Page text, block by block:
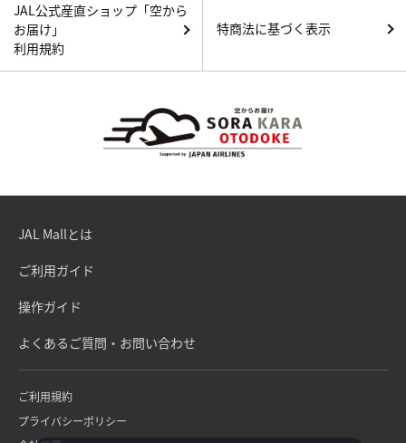
JAL公式産直ショップ「空から
お届け」
利用規約
特商法に基づく表示
JAL Mallとは
ご利用ガイド
操作ガイド
よくあるご質問・お問い合わせ
ご利用規約
プライバシーポリシー